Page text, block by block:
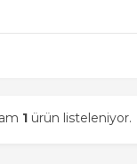
1 ürün listeleniyor.